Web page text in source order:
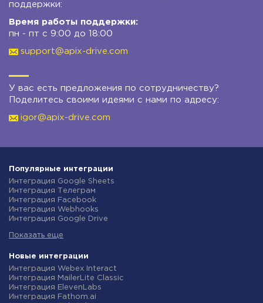
поддержки:
Время работы поддержки:
пн - пт с 9:00 до 18:00
support@apix-drive.com
У вас есть предложения по сотрудничеству?
Поделитесь своими идеями с нами по адресу:
igor@apix-drive.com
Популярные интеграции
Интеграция Google Sheets
Интеграция Телеграм
Интеграция Facebook
Интеграция Webhooks
Интеграция Google Drive
Интеграция Gmail
Интеграция Новая Почта
Интеграция Binotel
Интеграция OpenAI (ChatGPT)
Интеграция Prom
Интеграция Приват24
Показать еще
Новые интеграции
Интеграция Webex Interact
Интеграция MailerLite Classic
Интеграция ElevenLabs
Интеграция Fathom.ai